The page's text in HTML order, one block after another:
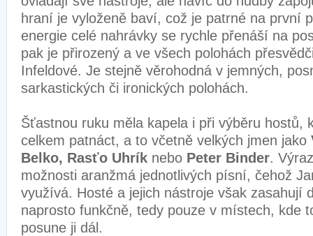
hraní je vyloženě baví, což je patrné na první
energie celé nahrávky se rychle přenáší na
pak je přirozený a ve všech polohách
Infeldové. Je stejně věrohodná v jemných,
sarkastických či ironických polohách.
Šťastnou ruku měla kapela i při výběru hostů,
celkem patnáct, a to včetně velkých jmen jako
Belko, Rasťo Uhrík nebo Peter Binder.
možnosti aranžmá jednotlivých písní, čehož
využívá. Hosté a jejich nástroje však zasahují
naprosto funkčně, tedy pouze v místech, kde
posune ji dál.